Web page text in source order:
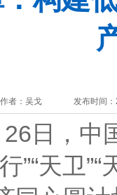
作者：吴戈 发布时间
，中
”“天卫